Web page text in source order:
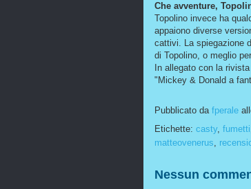
Che avventure,
Topolino invece ha
appaiono diverse
cattivi. La spiegazione
di Topolino, o meglio
In allegato con la
"Mickey & Donald a
Pubblicato da fperale
Etichette: casty, fumetti
matteovenerus,
Nessun